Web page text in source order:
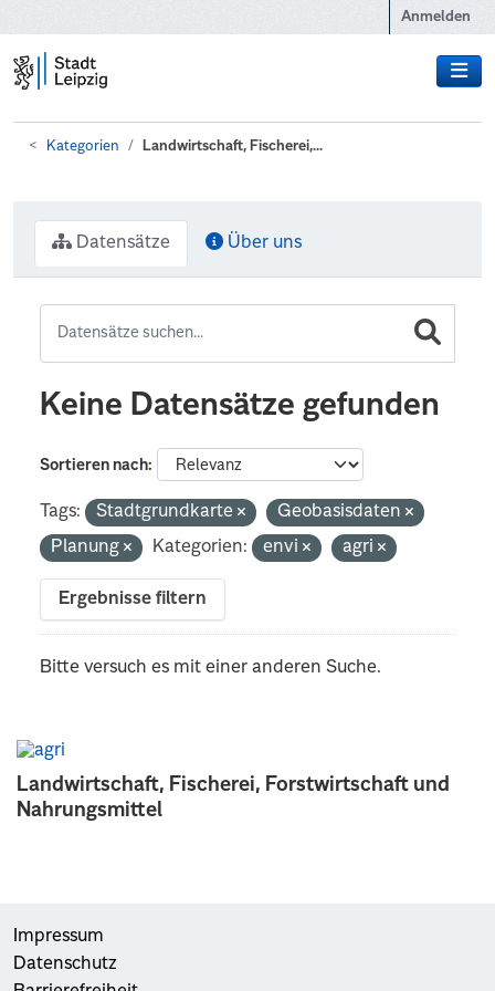
Anmelden
Kategorien Landwirtschaft, Fischerei,...
Landwirtschaft, Fischerei, Forstwirtschaft und
Nahrungsmittel
Datensätze Über uns
Keine Datensätze gefunden
Sortieren nach
Tags: Stadtgrundkarte
Geobasisdaten
Planung
Kategorien: envi agri
Ergebnisse filtern
Bitte versuch es mit einer anderen Suche.
Impressum
Datenschutz